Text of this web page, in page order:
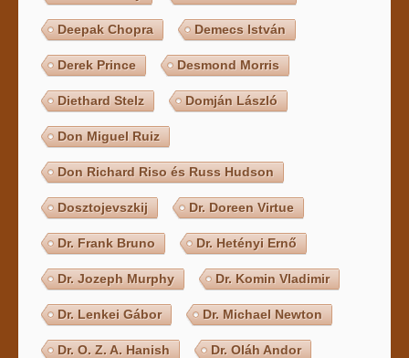
Deepak Chopra Demecs István
Derek Prince Desmond Morris
Diethard Stelz Domján László
Don Miguel Ruiz
Don Richard Riso és Russ Hudson
Dosztojevszkij Dr. Doreen Virtue
Dr. Frank Bruno Dr. Hetényi Ernő
Dr. Jozeph Murphy Dr. Komin Vladimir
Dr. Lenkei Gábor Dr. Michael Newton
Dr. O. Z. A. Hanish Dr. Oláh Andor